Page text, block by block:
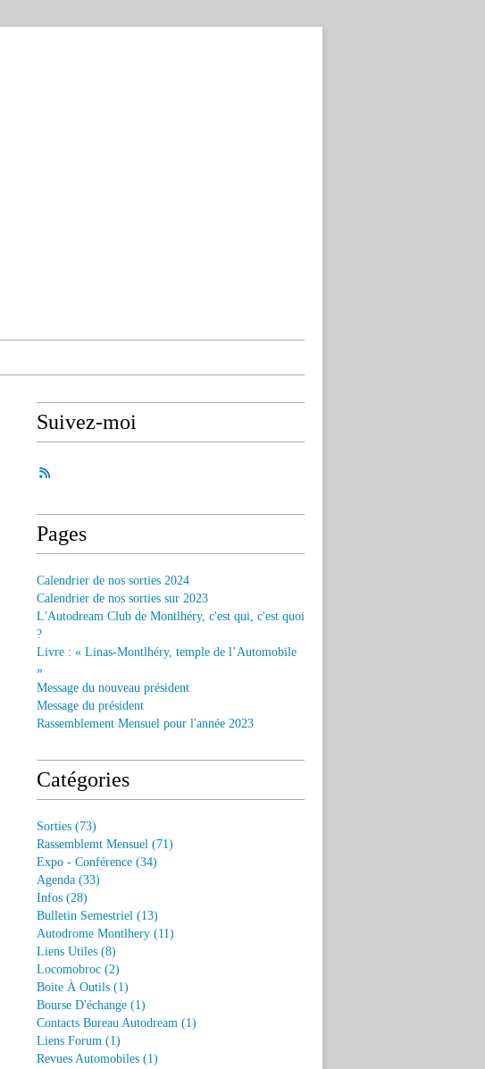
Suivez-moi
Pages
Calendrier de nos sorties 2024
Calendrier de nos sorties sur 2023
L'Autodream Club de Montlhéry, c'est qui, c'est quoi
?
Livre : « Linas-Montlhéry, temple de l’Automobile
»
Message du nouveau président
Message du président
Rassemblement Mensuel pour l'année 2023
Catégories
Sorties (73)
Rassemblemt Mensuel (71)
Expo - Conférence (34)
Agenda (33)
Infos (28)
Bulletin Semestriel (13)
Autodrome Montlhery (11)
Liens Utiles (8)
Locomobroc (2)
Boite À Outils (1)
Bourse D'échange (1)
Contacts Bureau Autodream (1)
Liens Forum (1)
Revues Automobiles (1)